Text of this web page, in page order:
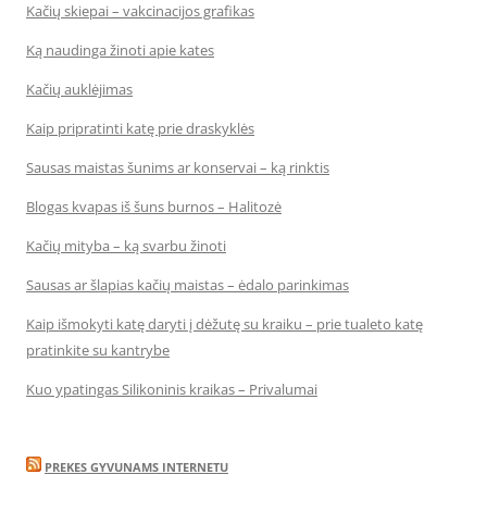
Kačių skiepai – vakcinacijos grafikas
Ką naudinga žinoti apie kates
Kačių auklėjimas
Kaip pripratinti katę prie draskyklės
Sausas maistas šunims ar konservai – ką rinktis
Blogas kvapas iš šuns burnos – Halitozė
Kačių mityba – ką svarbu žinoti
Sausas ar šlapias kačių maistas – ėdalo parinkimas
Kaip išmokyti katę daryti į dėžutę su kraiku – prie tualeto katę
pratinkite su kantrybe
Kuo ypatingas Silikoninis kraikas – Privalumai
PREKES GYVUNAMS INTERNETU